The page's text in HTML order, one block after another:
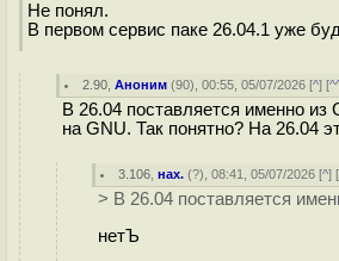
Не понял.
В первом сервис паке 26.04.1 уже
2.90 ,Аноним (90), 00:55, 05/07/2026 [^] [
В 26.04 поставляется именно
на GNU. Так понятно? На 26.04
3.106 ,нах. (?), 08:41, 05/07/2026 [^] [
> В 26.04 поставляется
нетЪ